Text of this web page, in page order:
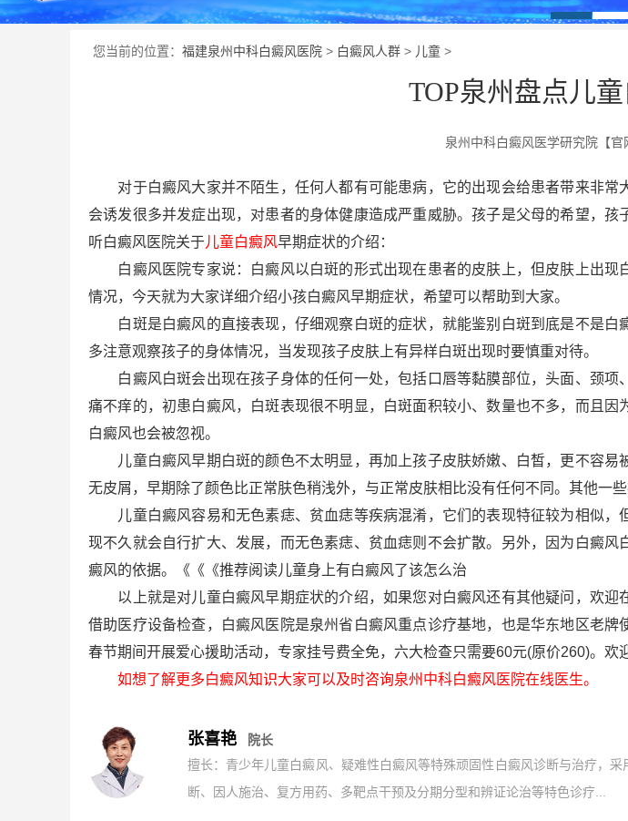
您当前的位置： 福建泉州中科白癜风医院 > 白癜风人群 > 儿童 >
TOP泉州盘点儿
泉州中科白癜风医学研究院【官
对于白癜风大家并不陌生，任何人都有可能患病，它的出现会给患者带来非常
会诱发很多并发症出现，对患者的身体健康造成严重威胁。孩子是父母的希望，
听白癜风医院关于儿童白癜风早期症状的介绍：
白癜风医院专家说：白癜风以白斑的形式出现在患者的皮肤上，但皮肤上出现
情况，今天就为大家详细介绍小孩白癜风早期症状，希望可以帮助到大家。
白斑是白癜风的直接表现，仔细观察白斑的症状，就能鉴别白斑到底是不是白
多注意观察孩子的身体情况，当发现孩子皮肤上有异样白斑出现时要慎重对待。
白癜风白斑会出现在孩子身体的任何一处，包括口唇等黏膜部位，头面、颈项
痛不痒的，初患白癜风，白斑表现很不明显，白斑面积较小、数量也不多，而且
白癜风也会被忽视。
儿童白癜风早期白斑的颜色不太明显，再加上孩子皮肤娇嫩、白皙，更不容易
无皮屑，早期除了颜色比正常肤色稍浅外，与正常皮肤相比没有任何不同。其他一
儿童白癜风容易和无色素痣、贫血痣等疾病混淆，它们的表现特征较为相似，
现不久就会自行扩大、发展，而无色素痣、贫血痣则不会扩散。另外，因为白癜
癜风的依据。《《《推荐阅读儿童身上有白癜风了该怎么治
以上就是对儿童白癜风早期症状的介绍，如果您对白癜风还有其他疑问，欢迎
借助医疗设备检查，白癜风医院是泉州省白癜风重点诊疗基地，也是华东地区老
春节期间开展爱心援助活动，专家挂号费全免，六大检查只需要60元(原价260)。欢
如想了解更多白癜风知识大家可以及时咨询泉州中科白癜风医院在线医生。
张喜艳
院长
擅长：青少年儿童白癜风、疑难性白癜风等特殊顽固性白癜风诊断与治疗，
断、因人施治、复方用药、多靶点干预及分期分型和辨证论治等特色诊疗...